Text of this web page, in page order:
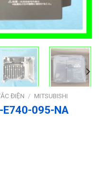
ĐIỆN / MITSUBISHI
095-NA